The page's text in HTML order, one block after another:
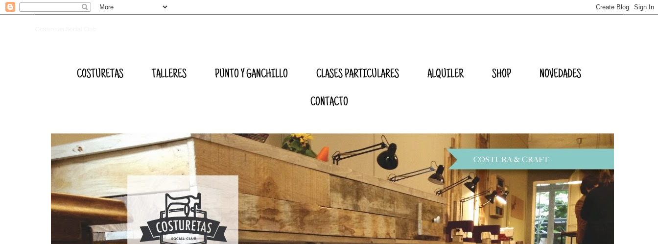
COSTURETAS TALLERES PUNTO Y GANCHILLO CLASES PARTICULARES ALQUILER SHOP NOVEDADES
CONTACTO